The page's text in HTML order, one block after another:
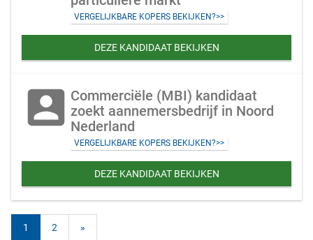
VERGELIJKBARE KOPERS BEKIJKEN?>>
DEZE KANDIDAAT BEKIJKEN
account_box Commerciële (MBI) kandidaat
zoekt aannemersbedrijf in Noord
Nederland
VERGELIJKBARE KOPERS BEKIJKEN?>>
DEZE KANDIDAAT BEKIJKEN
1 2 »